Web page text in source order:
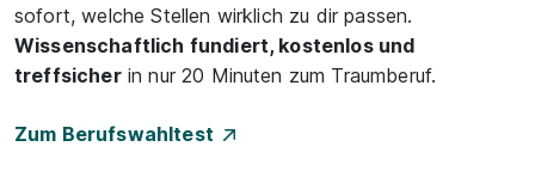
sofort, welche Stellen wirklich zu dir passen.
Wissenschaftlich fundiert, kostenlos und
treffsicherin nur 20 Minuten zum Traumberuf.
Zum Berufswahltest